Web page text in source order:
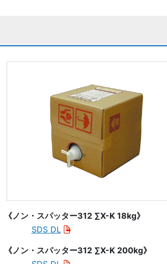
《ノン・スパッター312 ∑X-K 18kg》
SDS DL
《ノン・スパッター312 ∑X-K 200kg》